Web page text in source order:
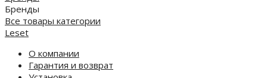
Бренды
Все товары категории
Leset
О компании
Гарантия и возврат